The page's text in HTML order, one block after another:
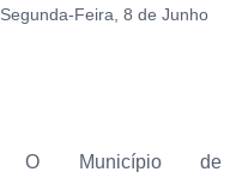
Segunda-Feira, 8 de Junho
O Município de